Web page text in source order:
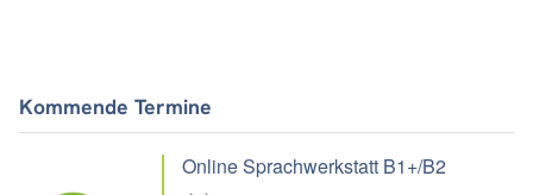
Kommende Termine
Online Sprachwerkstatt B1+/B2